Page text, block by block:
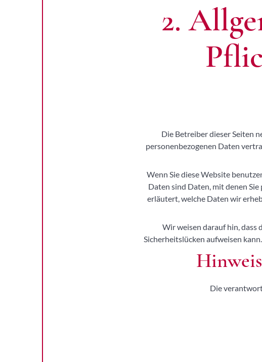
2.
Die Betreiber dieser Seiten
personenbezogenen Daten
Wenn Sie diese Website
Daten sind Daten, mit denen
erläutert, welche Daten wir
Wir weisen darauf hin, dass
Sicherheitslücken aufweisen
Die